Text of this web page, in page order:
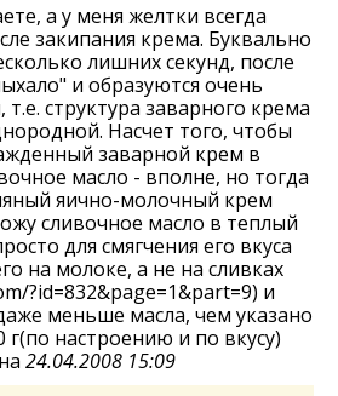
а у меня желтки всегда
закипания крема. Буквально
лишних секунд, после
и образуются очень
структура заварного крема
Насчет того, чтобы
заварной крем в
масло - вполне, но тогда
яично-молочный крем
сливочное масло в теплый
для смягчения его вкуса
на молоке, а не на сливках
?id=832&page=1&part=9) и
меньше масла, чем указано
г(по настроению и по вкусу)
24.04.2008 15:09